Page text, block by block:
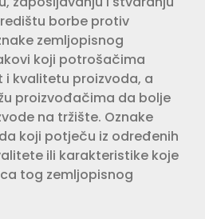
borbe protiv
zemljopisnog
koji potrošačima
kvalitetu proizvoda, a
proizvođačima da bolje
na tržište. Oznake
koji potječu iz određenih
ili karakteristike koje
tog zemljopisnog